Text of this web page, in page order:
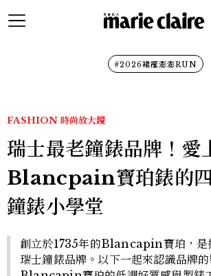
#2026裙襬澎澎RUN
FASHION 時尚放大鏡
瑞士最老鐘錶品牌！愛
Blancpain寶珀錶的四
鐘錶小學堂
創立於1735年的Blancapin寶珀，是
瑞士鐘錶品牌。以下一起來認識品牌